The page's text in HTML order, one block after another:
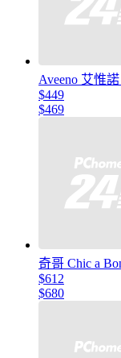
Aveeno 艾惟
$449
$469
奇哥 Chic a
$612
$680